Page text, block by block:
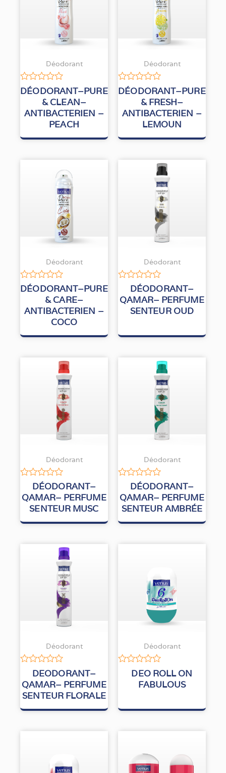
Déodorant
Note
0
DÉODORANT–PURE
& CLEAN–
ANTIBACTERIEN –
PEACH
Déodorant
Note
0
DÉODORANT–PURE
& FRESH–
ANTIBACTERIEN –
LEMOUN
Déodorant
Note
0
DÉODORANT–PURE
& CARE–
ANTIBACTERIEN –
COCO
Déodorant
Note
0
sur
DÉODORANT–
QAMAR– PERFUME
SENTEUR OUD
Déodorant
Note
0
sur
DÉODORANT–
QAMAR– PERFUME
SENTEUR MUSC
Déodorant
Note
0
sur
DÉODORANT–
QAMAR– PERFUME
SENTEUR AMBRÉE
Déodorant
Note
sur
5
DEODORANT–
QAMAR– PERFUME
SENTEUR FLORALE
Déodorant
NoteDEO ROLL ON
FABULOUS